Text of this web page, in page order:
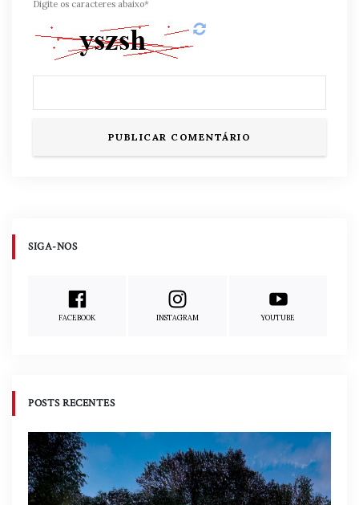
Digite os caracteres abaixo*
SIGA-NOS
FACEBOOK INSTAGRAM YOUTUBE
POSTS RECENTES